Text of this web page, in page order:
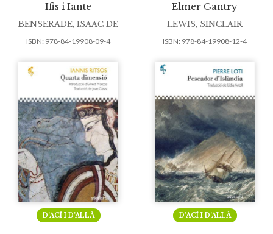
Ifis i Iante
BENSERADE, ISAAC DE
ISBN: 978-84-19908-09-4
Elmer Gantry
LEWIS, SINCLAIR
ISBN: 978-84-19908-12-4
D’ACÍ I D’ALLÀ D’ACÍ I D’ALLÀ